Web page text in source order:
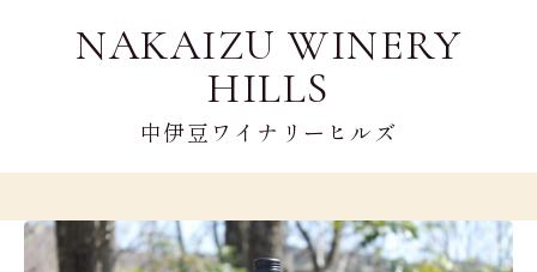
NAKAIZU WINERY
HILLS
中伊豆ワイナリーヒルズ